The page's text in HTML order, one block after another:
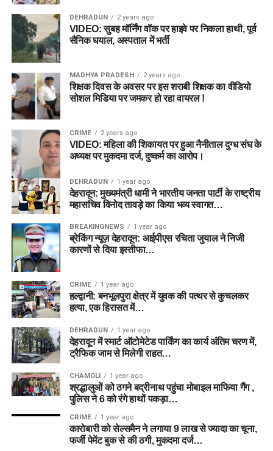
DEHRADUN 2 years ago
VIDEO: सुबह मॉर्निंग वॉक पर हाइवे पर निकला हाथी, पूर्व
सैनिक घयाल, अस्पताल में भर्ती
MADHYA PRADESH 2 years ago
शिक्षक दिवस के अवसर पर इस शराबी शिक्षक का वीडियो
सोशल मिडिया पर जमकर हो रहा वायरल !
CRIME 2 years ago
VIDEO: महिला की शिकायत पर हुआ नैनीताल दुग्ध संघ के
अध्यक्ष पर मुकदमा दर्ज, दुष्कर्म का आरोप।
DEHRADUN 1 year ago
देहरादून: मुख्यमंत्री धामी ने भारतीय जनता पार्टी के राष्ट्रीय
महासचिव विनोद तावड़े का किया भव्य स्वागत…
BREAKINGNEWS 1 year ago
ब्रेकिंग न्यूज़ देहरादून: आईपीएस रचिता जुयाल ने निजी
कारणों से दिया इस्तीफा…
CRIME 1 year ago
हल्द्वानी: बनभूलपुरा क्षेत्र में युवक की पत्थर से कुचलकर
हत्या, एक हिरासत में…
DEHRADUN 1 year ago
देहरादून में स्मार्ट ऑटोमेटेड पार्किंग का कार्य अंतिम चरण में,
ट्रैफिक जाम से मिलेगी राहत…
CHAMOLI 1 year ago
श्रद्धालुओं को ठगने बद्रीनाथ पहुंचा मोबाइल माफिया गैंग ,
पुलिस ने 6 को रंगे हाथों पकड़ा…
CRIME 1 year ago
कारोबारी को सेल्समैन ने लगाया 9 लाख से ज्यादा का चूना,
फर्जी पेमेंट बुक से की ठगी, मुकदमा दर्ज…